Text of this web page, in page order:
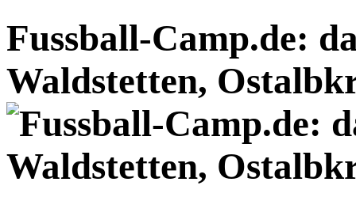
Fussball-Camp.de:
Waldstetten,